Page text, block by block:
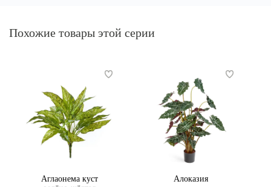
Похожие товары этой серии
Аглаонема куст
Алоказия